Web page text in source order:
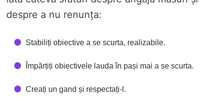
despre a nu renunța:
Stabiliți obiective a se scurta, realizabile.
Împărțiți obiectivele lauda în pași mai a se scurta.
Creați un gand și respectați-l.